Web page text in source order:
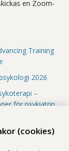
(cookies)
en Zoom-
Training
2026
–
för psykiatrin